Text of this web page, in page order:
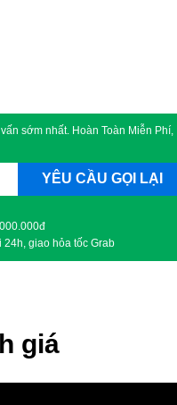
sớm nhất. Hoàn Toàn Miễn Phí,
giao hỏa tốc Grab
giá